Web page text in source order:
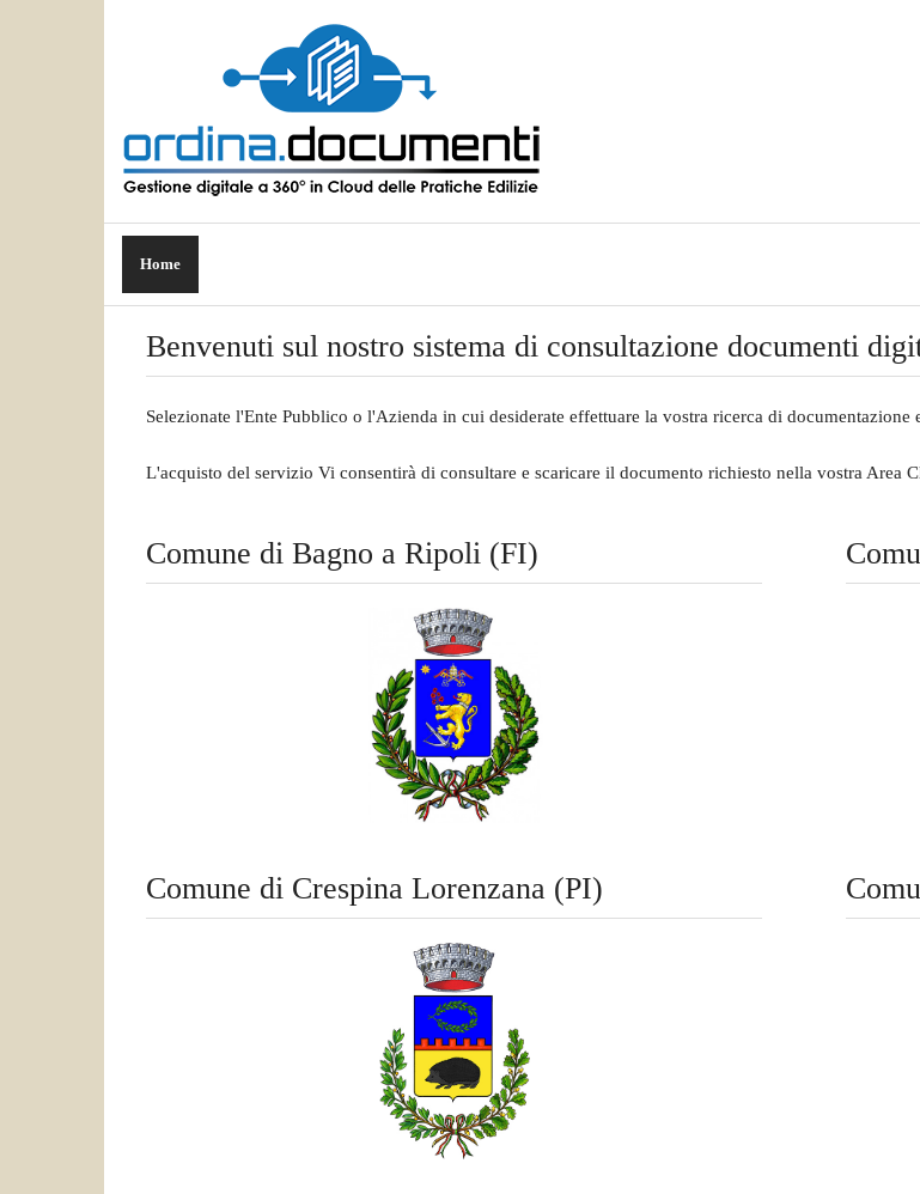
Home
Benvenuti sul nostro sistema di consultazione documenti
Selezionate l'Ente Pubblico o l'Azienda in cui desiderate effettuare la vostra ricerca di
L'acquisto del servizio Vi consentirà di consultare e scaricare il documento richiesto nella vostra Area
Comune di Bagno a Ripoli (FI)
Comune di Crespina Lorenzana (PI)